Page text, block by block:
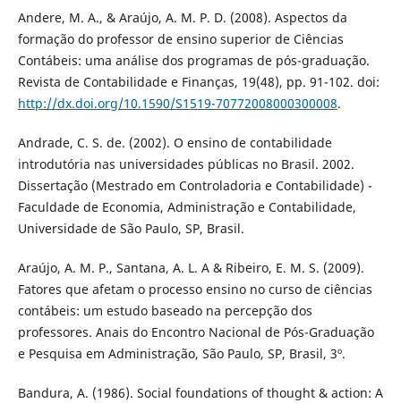
Andere, M. A., & Araújo, A. M. P. D. (2008). Aspectos da
formação do professor de ensino superior de Ciências
Contábeis: uma análise dos programas de pós-graduação.
Revista de Contabilidade e Finanças, 19(48), pp. 91-102. doi:
http://dx.doi.org/10.1590/S1519-70772008000300008.
Andrade, C. S. de. (2002). O ensino de contabilidade
introdutória nas universidades públicas no Brasil. 2002.
Dissertação (Mestrado em Controladoria e Contabilidade) -
Faculdade de Economia, Administração e Contabilidade,
Universidade de São Paulo, SP, Brasil.
Araújo, A. M. P., Santana, A. L. A & Ribeiro, E. M. S. (2009).
Fatores que afetam o processo ensino no curso de ciências
contábeis: um estudo baseado na percepção dos
professores. Anais do Encontro Nacional de Pós-Graduação
e Pesquisa em Administração, São Paulo, SP, Brasil, 3º.
Bandura, A. (1986). Social foundations of thought & action: A